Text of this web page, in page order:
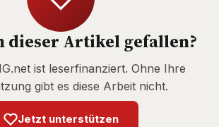
dieser Artikel gefallen?
ist leserfinanziert. Ohne Ihre
gibt es diese Arbeit nicht.
Jetzt unterstützen